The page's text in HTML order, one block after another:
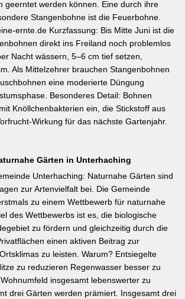
geerntet werden können. Eine durch ihre
Stangenbohne ist die Feuerbohne.
ernte.de Kurzfassung: Bis Mitte Juni ist die
direkt ins Freiland noch problemlos
Nacht wässern, 5–6 cm tief setzen,
Als Mittelzehrer brauchen Stangenbohnen
eine moderierte Düngung
Besonderes Detail: Bohnen
Knöllchenbakterien ein, die Stickstoff aus
Wirkung für das nächste Gartenjahr.
Gärten in Unterhaching
Unterhaching: Naturnahe Gärten sind
zur Artenvielfalt bei. Die Gemeinde
zu einem Wettbewerb für naturnahe
des Wettbewerbs ist es, die biologische
zu fördern und gleichzeitig durch die
einen aktiven Beitrag zur
zu leisten. Warum? Entsiegelte
zu reduzieren Regenwasser besser zu
insgesamt lebenswerter zu
drei Gärten werden prämiert. Insgesamt drei